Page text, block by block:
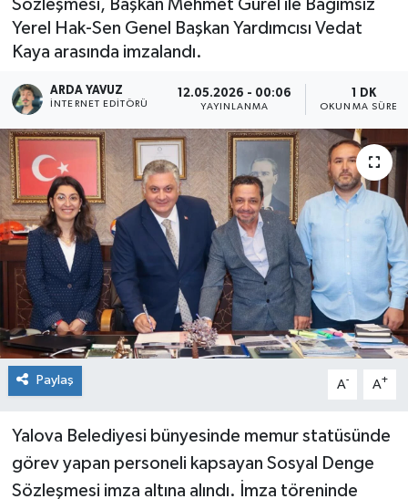
Sözleşmesi, Başkan Mehmet Gürel ile Bağımsız
Yerel Hak-Sen Genel Başkan Yardımcısı Vedat
Kaya arasında imzalandı.
ARDA YAVUZ
İNTERNET EDITÖRÜ
12.05.2026 - 00:06
YAYINLANMA
1 DK
OKUNMA SÜRESI
Paylaş A- A+
Yalova Belediyesi bünyesinde memur statüsünde
görev yapan personeli kapsayan Sosyal Denge
Sözleşmesi imza altına alındı. İmza töreninde
ULUSAL
RESMİ İLAN